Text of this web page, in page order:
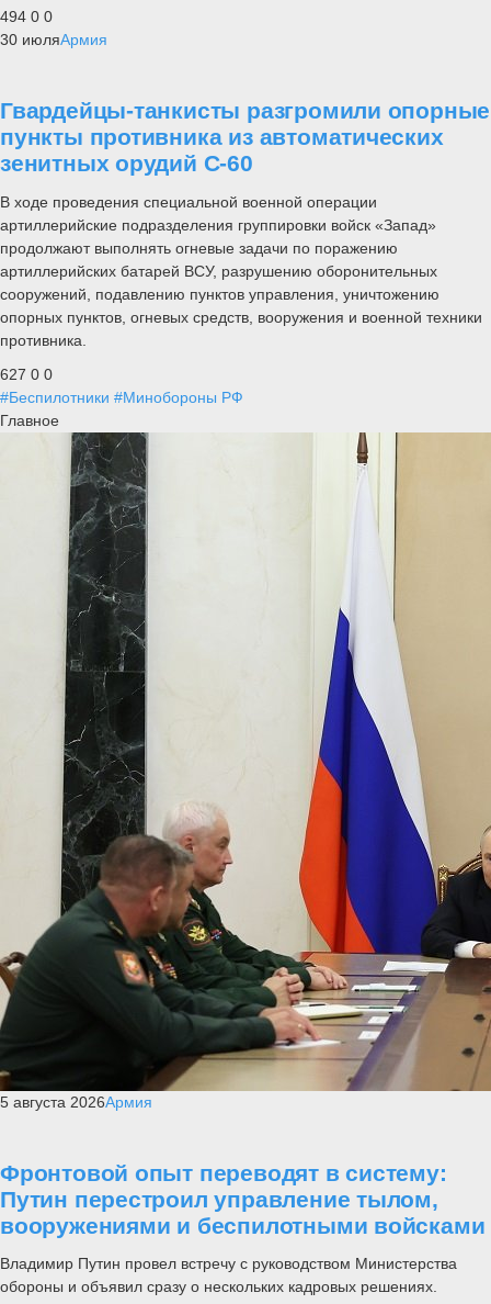
494 0 0
30 июляАрмия
Гвардейцы-танкисты разгромили опорные
пункты противника из автоматических
зенитных орудий С-60
В ходе проведения специальной военной операции
артиллерийские подразделения группировки войск «Запад»
продолжают выполнять огневые задачи по поражению
артиллерийских батарей ВСУ, разрушению оборонительных
сооружений, подавлению пунктов управления, уничтожению
опорных пунктов, огневых средств, вооружения и военной техники
противника.
627 0 0
#Беспилотники #Минобороны РФ
Главное
5 августа 2026Армия
Фронтовой опыт переводят в систему:
Путин перестроил управление тылом,
вооружениями и беспилотными войсками
Владимир Путин провел встречу с руководством Министерства
обороны и объявил сразу о нескольких кадровых решениях.